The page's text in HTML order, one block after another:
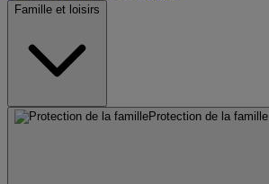
Famille et loisirs
Protection de la famille